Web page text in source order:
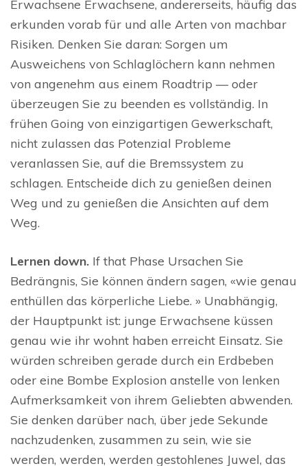
Erwachsene Erwachsene, andererseits, häufig das
erkunden vorab für und alle Arten von machbar
Risiken. Denken Sie daran: Sorgen um
Ausweichens von Schlaglöchern kann nehmen
von angenehm aus einem Roadtrip — oder
überzeugen Sie zu beenden es vollständig. In
frühen Going von einzigartigen Gewerkschaft,
nicht zulassen das Potenzial Probleme
veranlassen Sie, auf die Bremssystem zu
schlagen. Entscheide dich zu genießen deinen
Weg und zu genießen die Ansichten auf dem
Weg.
Lernen down. If that Phase Ursachen Sie
Bedrängnis, Sie können ändern sagen, «wie genau
enthüllen das körperliche Liebe. » Unabhängig,
der Hauptpunkt ist: junge Erwachsene küssen
genau wie ihr wohnt haben erreicht Einsatz. Sie
würden schreiben gerade durch ein Erdbeben
oder eine Bombe Explosion anstelle von lenken
Aufmerksamkeit von ihrem Geliebten abwenden.
Sie denken darüber nach, über jede Sekunde
nachzudenken, zusammen zu sein, wie sie
werden, werden, werden gestohlenes Juwel, das